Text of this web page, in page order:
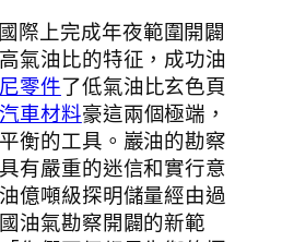
際上完成年夜範圍開闢
氣油比的特征，成功油
零件了低氣油比玄色頁
車材料豪這兩個極端，
衡的工具。巖油的勘察
有嚴重的迷信和實行意
億噸級探明儲量經由過
油氣勘察開闢的新範